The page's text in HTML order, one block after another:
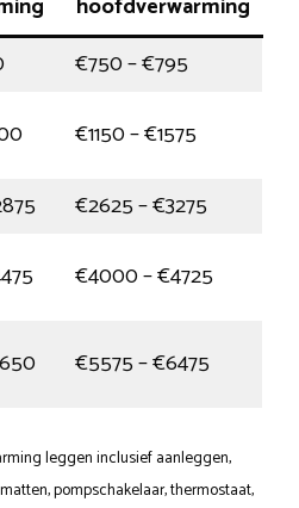
hoofdverwarming
€750 – €795
€1150 – €1575
€2625 – €3275
€4000 – €4725
€5575 – €6475
leggen inclusief aanleggen,
pompschakelaar, thermostaat,